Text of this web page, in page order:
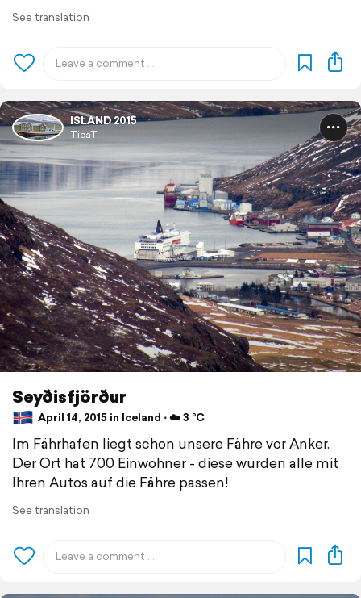
See translation
ISLAND 2015
TicaT
Seyðisfjörður
April 14, 2015 in Iceland ⋅ ☁️ 3 °C
Im Fährhafen liegt schon unsere Fähre vor Anker.
Der Ort hat 700 Einwohner - diese würden alle mit
Ihren Autos auf die Fähre passen!
See translation